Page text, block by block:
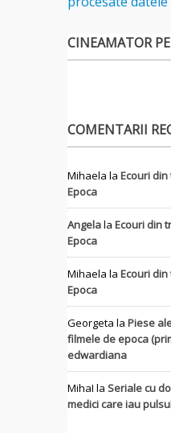
CINEAMATOR
COMENTARII
Mihaela la Ecouri
Epoca
Angelala Ecouri din
Epoca
Mihaela la Ecouri
Epoca
Georgeta la Piese
filmele de epoca
edwardiana
MihaI la Seriale cu
medici care iau